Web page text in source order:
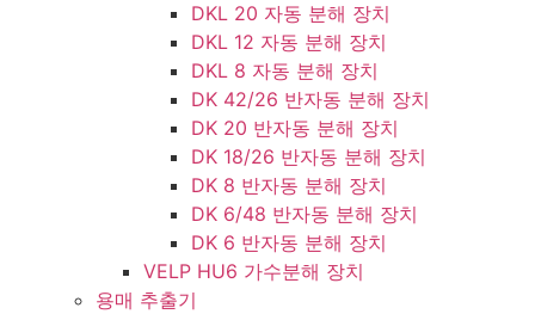
DKL 20 자동 분해 장치
DKL 12 자동 분해 장치
DKL 8 자동 분해 장치
DK 42/26 반자동 분해 장치
DK 20 반자동 분해 장치
DK 18/26 반자동 분해 장치
DK 8 반자동 분해 장치
DK 6/48 반자동 분해 장치
DK 6 반자동 분해 장치
VELP HU6 가수분해 장치
용매 추출기